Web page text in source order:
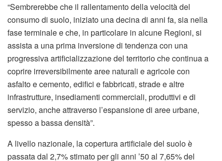
“Sembrerebbe che il rallentamento della velocità del
consumo di suolo, iniziato una decina di anni fa, sia nella
fase terminale e che, in particolare in alcune Regioni, si
assista a una prima inversione di tendenza con una
progressiva artificializzazione del territorio che continua a
coprire irreversibilmente aree naturali e agricole con
asfalto e cemento, edifici e fabbricati, strade e altre
infrastrutture, insediamenti commerciali, produttivi e di
servizio, anche attraverso l’espansione di aree urbane,
spesso a bassa densità”.
A livello nazionale, la copertura artificiale del suolo è
passata dal 2,7% stimato per gli anni ’50 al 7,65% del